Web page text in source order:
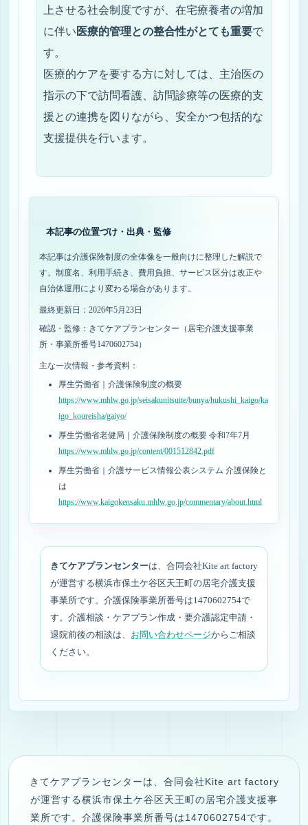
上させる社会制度ですが、在宅療養者の増加
に伴い 医療的管理との整合性がとても重要で
す。
医療的ケアを要する方に対しては、主治医の
指示の下で訪問看護、訪問診療等の医療的支
援との連携を図りながら、安全かつ包括的な
支援提供を行います。
本記事の位置づけ・出典・監修
本記事は介護保険制度の全体像を一般向けに整理した解説で
す。制度名、利用手続き、費用負担、サービス区分は改正や
自治体運用により変わる場合があります。
最終更新日：2026年5月23日
確認・監修：きてケアプランセンター（居宅介護支援事業
所・事業所番号1470602754）
主な一次情報・参考資料：
厚生労働省｜介護保険制度の概要
https://www.mhlw.go.jp/seisakunitsuite/bunya/hukushi_kaigo/ka
igo_koureisha/gaiyo/
厚生労働省老健局｜介護保険制度の概要 令和7年7月
https://www.mhlw.go.jp/content/001512842.pdf
厚生労働省｜介護サービス情報公表システム 介護保険と
は
https://www.kaigokensaku.mhlw.go.jp/commentary/about.html
きてケアプランセンターは、合同会社Kite art factory
が運営する横浜市保土ケ谷区天王町の居宅介護支援
事業所です。介護保険事業所番号は1470602754で
す。介護相談・ケアプラン作成・要介護認定申請・
退院前後の相談は、 お問い合わせページからご相談
ください。
きてケアプランセンターは、合同会社Kite art factory
が運営する横浜市保土ケ谷区天王町の居宅介護支援事
業所です。介護保険事業所番号は1470602754です。